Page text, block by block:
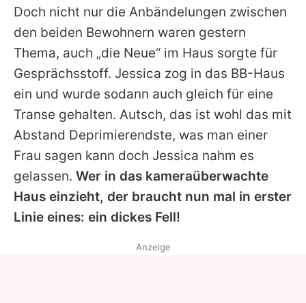
Doch nicht nur die Anbändelungen zwischen
den beiden Bewohnern waren gestern
Thema, auch „die Neue“ im Haus sorgte für
Gesprächsstoff. Jessica zog in das BB-Haus
ein und wurde sodann auch gleich für eine
Transe gehalten. Autsch, das ist wohl das mit
Abstand Deprimierendste, was man einer
Frau sagen kann doch Jessica nahm es
gelassen. Wer in das kameraüberwachte
Haus einzieht, der braucht nun mal in erster
Linie eines: ein dickes Fell!
Anzeige